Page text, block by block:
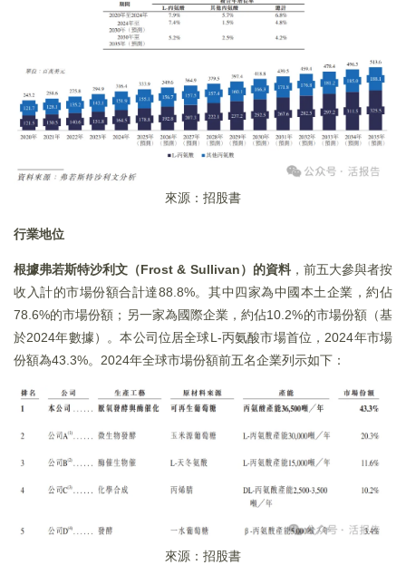
來源：招股書
行業地位
根據弗若斯特沙利文（Frost & Sullivan）的資料，前五大參與者按
收入計的市場份額合計達88.8%。其中四家為中國本土企業，約佔
78.6%的市場份額；另一家為國際企業，約佔10.2%的市場份額（基
於2024年數據）。本公司位居全球L-丙氨酸市場首位，2024年市場
份額為43.3%。2024年全球市場份額前五名企業列示如下：
來源：招股書